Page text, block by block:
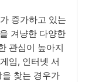
증가하고 있는
겨냥한 다양한
관심이 높아지
임, 인터넷 서
찾는 경우가